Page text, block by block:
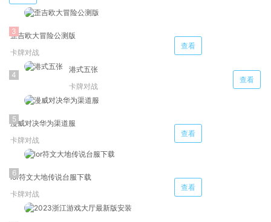
歪吉欧大冒险公测版
卡牌对战
查看
港式五张
卡牌对战
查看
漫威对决华为渠道服
卡牌对战
查看
lor符文大地传说台服下载
卡牌对战
查看